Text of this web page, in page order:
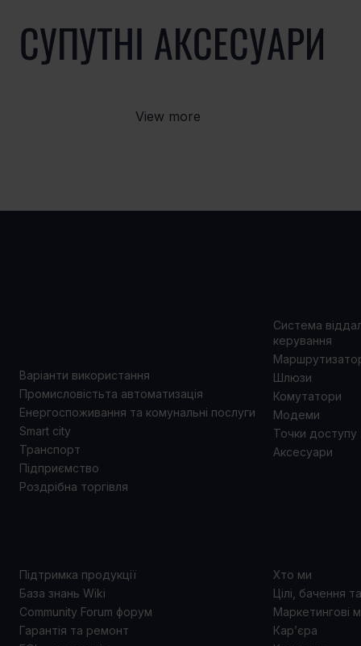
СУПУТНІ АКСЕСУАРИ
View more
Варіанти використання
Промисловістьта автоматизація
Енергоспоживання та комунальні послуги
Smart city
Транспорт
Підприємство
Роздрібна торгівля
Система
керування
Шлюзи
Комутатори
Модеми
Точки доступу
Аксесуари
Підтримка продукції
База знань Wiki
Community Forum форум
Гарантія та ремонт
Хто ми
Цілі, бачення
Маркетингові
Кар’єра